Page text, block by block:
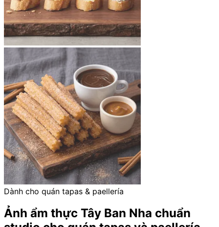
Dành cho quán tapas & paellería
Ảnh ẩm thực Tây Ban Nha chuẩn